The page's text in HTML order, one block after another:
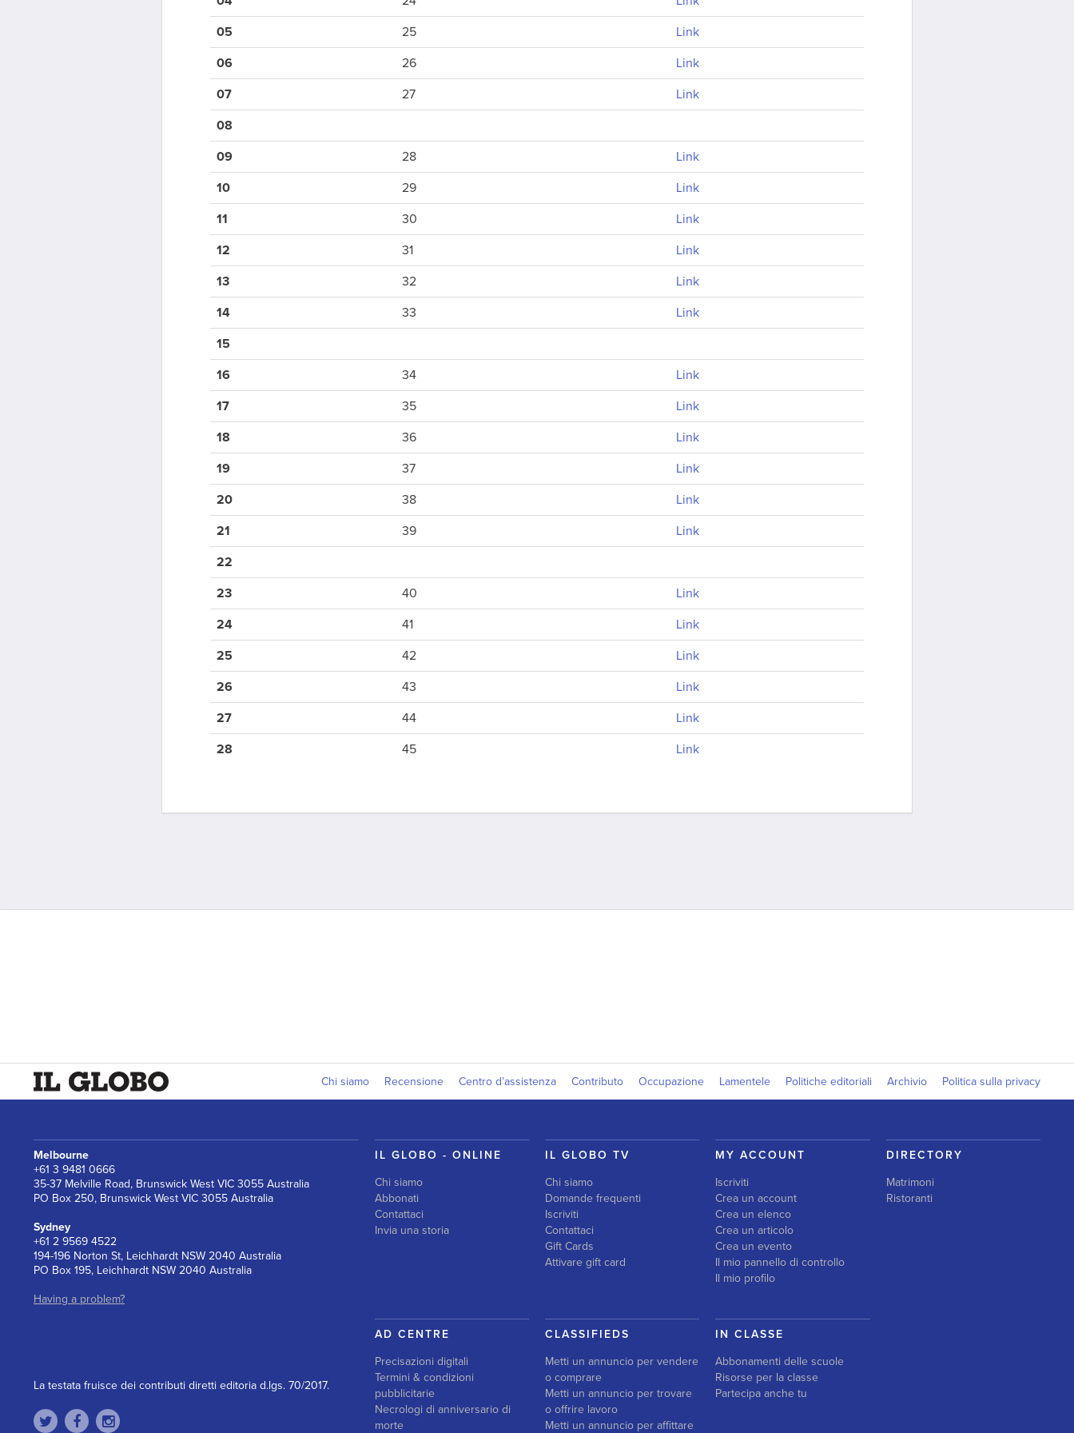
05
25
Link
06
26
Link
07
27
Link
08
09
28
Link
10
29
Link
11
30
Link
12
31
Link
13
32
Link
14
33
Link
15
16
34
Link
17
35
Link
18
36
Link
19
37
Link
20
38
Link
21
39
Link
22
23
40
Link
24
41
Link
25
42
Link
26
43
Link
27
44
Link
28
45 Link
Chi siamo Recensione Centro d’assistenza Contributo Occupazione Lamentele Politiche editoriali Archivio Politica sulla privacy
Melbourne
+61 3 9481 0666
35-37 Melville Road, Brunswick West VIC 3055 Australia
PO Box 250, Brunswick West VIC 3055 Australia
Sydney
+61 2 9569 4522
194-196 Norton St, Leichhardt NSW 2040 Australia
PO Box 195, Leichhardt NSW 2040 Australia
Having a problem?
La testata fruisce dei contributi diretti editoria d.lgs. 70/2017.
IL GLOBO - ONLINE
Chi siamo
Abbonati
Contattaci
Invia una storia
IL GLOBO TV
Chi siamo
Domande frequenti
Iscriviti
Contattaci
Gift Cards
Attivare gift card
MY ACCOUNT
Iscriviti
Crea un account
Crea un elenco
Crea un articolo
Crea un evento
Il mio pannello di controllo
Il mio profilo
DIRECTORY
Matrimoni
Ristoranti
AD CENTRE
Precisazioni digitali
Termini & condizioni
pubblicitarie
Necrologi di anniversario di
morte
CLASSIFIEDS
Metti un annuncio per vendere
o comprare
Metti un annuncio per trovare
o offrire lavoro
Metti un annuncio per affittare
IN CLASSE
Abbonamenti delle scuole
Risorse per la classe
Partecipa anche tu